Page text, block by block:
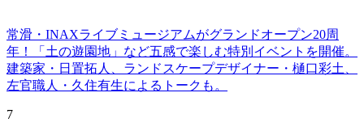
常滑・INAXライブミュージアムがグランドオープン20周
年！「土の遊園地」など五感で楽しむ特別イベントを開催。
建築家・日置拓人、ランドスケープデザイナー・樋口彩土、
左官職人・久住有生によるトークも。
7